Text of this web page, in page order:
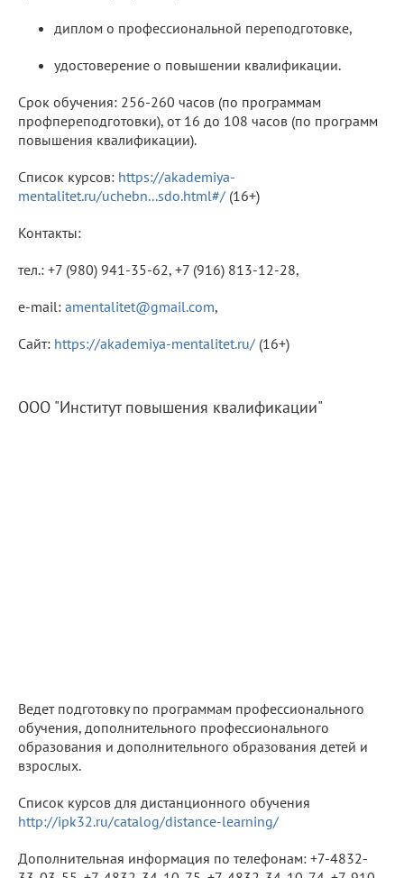
диплом о профессиональной переподготовке,
удостоверение о повышении квалификации.
Срок обучения: 256-260 часов (по программам
профпереподготовки), от 16 до 108 часов (по программ
повышения квалификации).
Список курсов: https://akademiya-
mentalitet.ru/uchebn...sdo.html#/ (16+)
Контакты:
тел.: +7 (980) 941-35-62, +7 (916) 813-12-28,
e-mail: amentalitet@gmail.com,
Сайт: https://akademiya-mentalitet.ru/ (16+)
ООО "Институт повышения квалификации"
Ведет подготовку по программам профессионального
обучения, дополнительного профессионального
образования и дополнительного образования детей и
взрослых.
Список курсов для дистанционного обучения
http://ipk32.ru/catalog/distance-learning/
Дополнительная информация по телефонам: +7-4832-